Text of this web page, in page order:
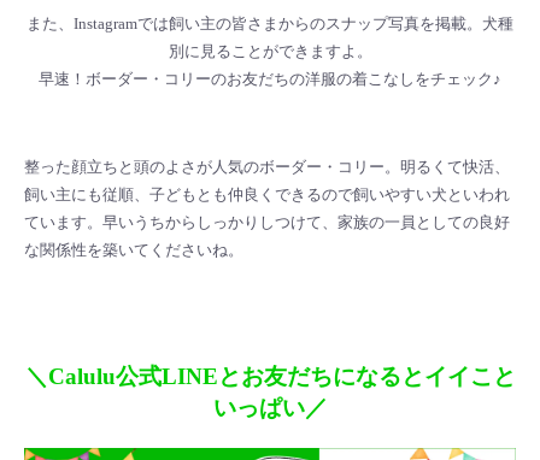
また、Instagramでは飼い主の皆さまからのスナップ写真を掲載。犬種
別に見ることができますよ。
早速！ボーダー・コリーのお友だちの洋服の着こなしをチェック♪
整った顔立ちと頭のよさが人気のボーダー・コリー。明るくて快活、
飼い主にも従順、子どもとも仲良くできるので飼いやすい犬といわれ
ています。早いうちからしっかりしつけて、家族の一員としての良好
な関係性を築いてくださいね。
＼Calulu公式LINEとお友だちになるとイイこと
いっぱい／